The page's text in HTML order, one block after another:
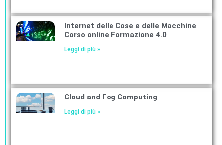
Internet delle Cose e delle Macchine
Corso online Formazione 4.0
Leggi di più »
Cloud and Fog Computing
Leggi di più »